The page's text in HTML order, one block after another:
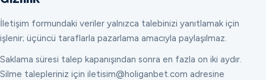
İletişim formundaki veriler yalnızca talebinizi yanıtlamak için
işlenir; üçüncü taraflarla pazarlama amacıyla paylaşılmaz.
Saklama süresi talep kapanışından sonra en fazla on iki aydır.
Silme talepleriniz için iletisim@holiganbet.com adresine